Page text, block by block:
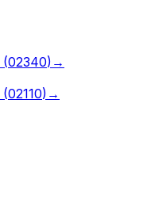
(02340) →
(02110) →